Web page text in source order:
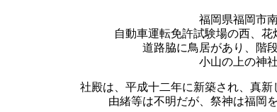
福岡県福岡市南
自動車運転免許試験場の西、花
道路脇に鳥居があり、階
小山の上の神社
社殿は、平成十二年に新築され、真新
由緒等は不明だが、祭神は福岡